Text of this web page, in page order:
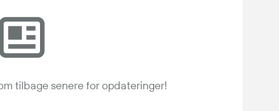
tilbage senere for opdateringer!